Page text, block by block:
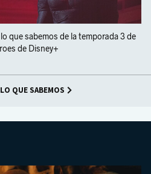
que sabemos de la temporada 3 de
de Disney+
QUE SABEMOS